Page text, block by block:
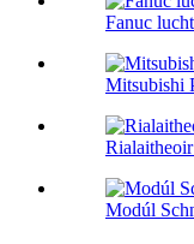
Fanuc
Mitsubishi
Modúl